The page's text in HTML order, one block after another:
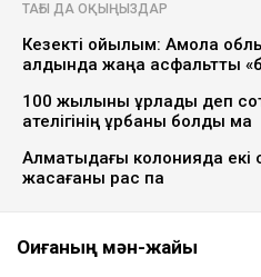
ТАҒЫ ДА ОҚЫҢЫЗДАР
Кезекті қойылым: Ақмола
алдында жаңа асфальтты
100 жылқыны ұрлады деп
қателігінің құрбаны болды ма
Алматыдағы колонияда екі
жасағаны рас па
Оқиғаның мән-жайы